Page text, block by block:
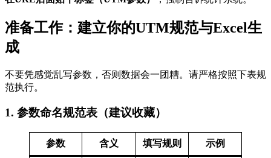
准备工作：建立你的UTM规范与Excel生
成
不要凭感觉乱写参数，否则数据会一团糟。请严格按照下表规
范执行。
1. 参数命名规范表（建议收藏）
参数 含义 填写规则 示例